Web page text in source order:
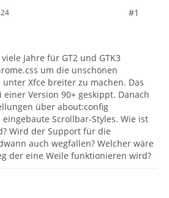
#1
Jahre für GT2 und GTK3
um die unschönen
Xfce breiter zu machen. Das
Version 90+ geskippt. Danach
über about:config
Scrollbar-Styles. Wie ist
Wird der Support für die
auch wegfallen? Welcher wäre
der eine Weile funktionieren wird?